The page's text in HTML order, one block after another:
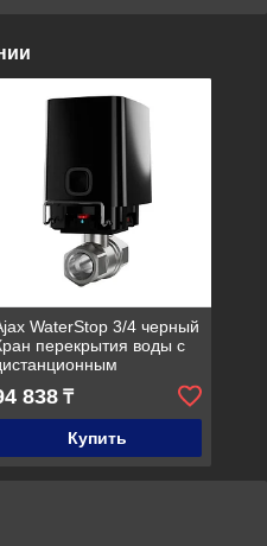
WaterStop 3/4 черный
перекрытия воды с
управлением
838₸
Купить